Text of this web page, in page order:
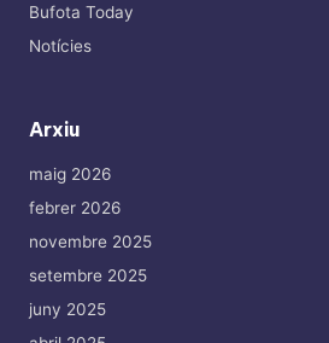
Bufota Today
Notícies
Arxiu
maig 2026
febrer 2026
novembre 2025
setembre 2025
juny 2025